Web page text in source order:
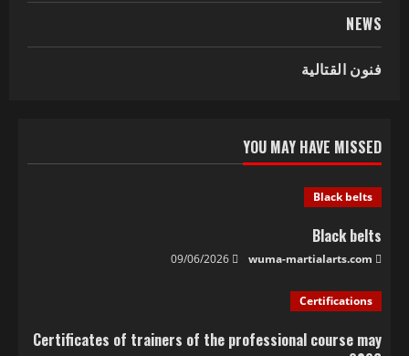
NEWS
فنون القتالية
YOU MAY HAVE MISSED
Black belts
Black belts
wuma-martialarts.com
Certifications
Certificates of trainers of the professional course may